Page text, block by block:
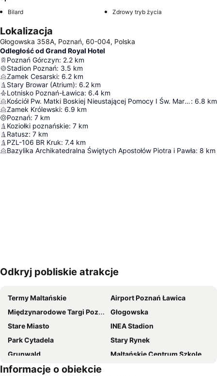
Bilard Zdrowy tryb życia
Lokalizacja
Głogowska 358A, Poznań, 60-004, Polska
Odległość od Grand Royal Hotel
Poznań Górczyn: 2.2 km
Stadion Poznań: 3.5 km
Zamek Cesarski: 6.2 km
Stary Browar (Atrium): 6.2 km
Lotnisko Poznań-Ławica: 6.4 km
Kościół Pw. Matki Boskiej Nieustającej Pomocy I Św. Marii Magdaleny: 6.8 km
Zamek Królewski: 6.9 km
Poznań: 7 km
Koziołki poznańskie: 7 km
Ratusz: 7 km
PZL-106 BR Kruk: 7.4 km
Bazylika Archikatedralna Świętych Apostołów Piotra i Pawła: 8 km
Powiększ mapę
Odkryj pobliskie atrakcje
Termy Maltańskie
Airport Poznań Ławica
Międzynarodowe Targi Poznańskie
Głogowska
Stare Miasto
INEA Stadion
Park Cytadela
Stary Rynek
Grunwald
Maltańskie Centrum Szkoleniowo-Konferencyjne
Most Dworcowy
Informacje o obiekcie